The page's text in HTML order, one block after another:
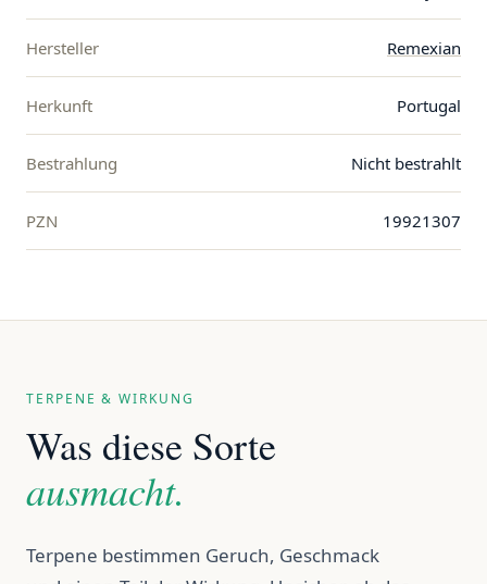
Hersteller Remexian
Herkunft Portugal
Bestrahlung Nicht bestrahlt
PZN 19921307
TERPENE & WIRKUNG
Was diese Sorte
ausmacht.
Terpene bestimmen Geruch, Geschmack